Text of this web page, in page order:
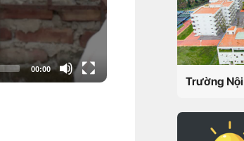
Trường